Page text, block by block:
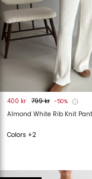
Almond White Rib Knit
400 kr 799 kr -50%
Colors +2